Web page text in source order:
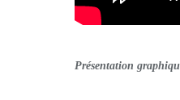
Présentation